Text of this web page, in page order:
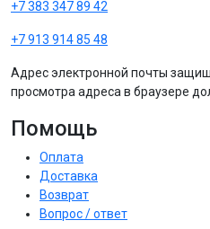
+7 383 347 89 42
+7 913 914 85 48
Адрес электронной почты
просмотра адреса в браузере
Помощь
Оплата
Доставка
Возврат
Вопрос / ответ